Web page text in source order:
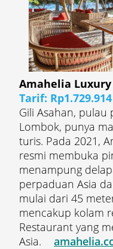
Amahelia
Tarif: Rp1.729.914
Gili Asahan, pulau
Lombok, punya
turis. Pada 2021,
resmi membuka
menampung
perpaduan Asia
mulai dari 45
mencakup kolam
Restaurant yang
Asia.